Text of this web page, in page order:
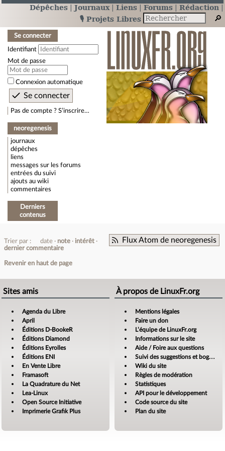
Dépêches Journaux Liens Forums
Rédaction
🎙️ Projets Libres
Se connecter
Identifiant
Mot de passe
Connexion automatique
Pas de compte ? S’inscrire…
neoregenesis
journaux
dépêches
liens
messages sur les forums
entrées du suivi
ajouts au wiki
commentaires
Derniers
contenus
Flux Atom de neoregenesis
Trier par : date note
intérêt
dernier commentaire
Revenir en haut de page
Sites amis
Agenda du Libre
April
Éditions D-BookeR
Éditions Diamond
Éditions Eyrolles
Éditions ENI
En Vente Libre
Framasoft
La Quadrature du Net
Lea-Linux
Open Source Initiative
Imprimerie Grafik Plus
À propos de LinuxFr.org
Mentions légales
Faire un don
L’équipe de LinuxFr.org
Informations sur le site
Aide / Foire aux questions
Suivi des suggestions et bogues
Wiki du site
Règles de modération
Statistiques
API pour le développement
Code source du site
Plan du site